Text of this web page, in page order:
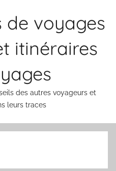
de voyages
itinéraires
des autres voyageurs et
leurs traces